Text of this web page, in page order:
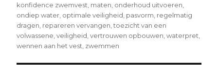
konfidence zwemvest maten onderhoud uitvoeren
ondiep water optimale veiligheid pasvorm regelmatig
dragen repareren vervangen ,toezicht van een
volwassene ,veiligheid ,vertrouwen opbouwen ,waterpret
wennen aan het vest zwemmen